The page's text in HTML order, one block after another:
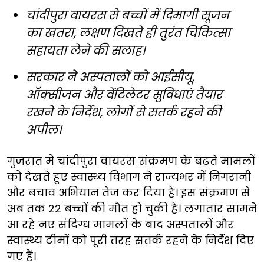
चांदीपुरा वायरस से बच्चों में दिमागी सूजन
का खतरा, लक्षण दिखते ही तुरंत चिकित्सा
सहायता लेने की सलाह।
सरकार ने अस्पतालों को आईसीयू,
ऑक्सीजन और वेंटिलेटर सुविधाएं तैयार
रखने के निर्देश, लोगों से सतर्क रहने की
अपील।
गुजरात में चांदीपुरा वायरस संक्रमण के बढ़ते मामलों
को देखते हुए स्वास्थ्य विभाग ने राज्यभर में निगरानी
और बचाव अभियान तेज कर दिया है। इस संक्रमण से
अब तक 22 बच्चों की मौत हो चुकी है। लगातार सामने
आ रहे नए संदिग्ध मामलों के बाद अस्पतालों और
स्वास्थ्य टीमों को पूरी तरह सतर्क रहने के निर्देश दिए
गए हैं।